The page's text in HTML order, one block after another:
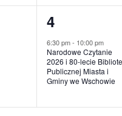
1
wydarzenie,
4
6:30 pm- 10:00 pm
Narodowe Czytanie
2026 i 80-lecie
Publicznej Miasta i
Gminy we Wschowie